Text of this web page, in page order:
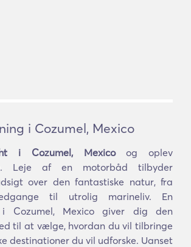
i Cozumel, Mexico
i Cozumel, Mexicoog oplev
Leje af en motorbåd tilbyder
over den fantastiske natur, fra
til utrolig marineliv. En
i Cozumel, Mexico giver dig den
til at vælge, hvordan du vil tilbringe
destinationer du vil udforske. Uanset